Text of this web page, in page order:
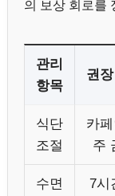
의 보상 회로를
관리
항목
권
식단
조절
카
주
수면
7시